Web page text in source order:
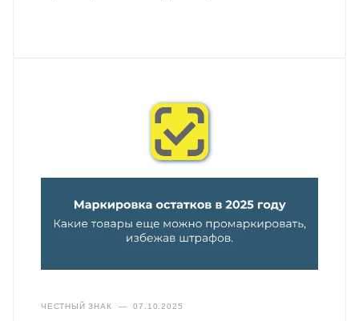
ЧЕСТНЫЙ ЗНАК — 07.10.2025